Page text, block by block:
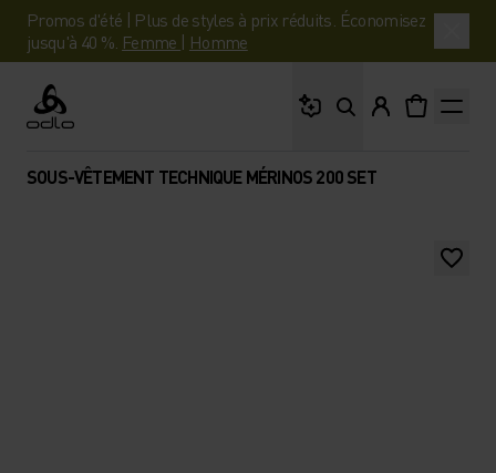
Promos d'été | Plus de styles à prix réduits. Économisez
jusqu'à 40 %. Femme | Homme
Odlo
SOUS-VÊTEMENT TECHNIQUE MÉRINOS 200 SET